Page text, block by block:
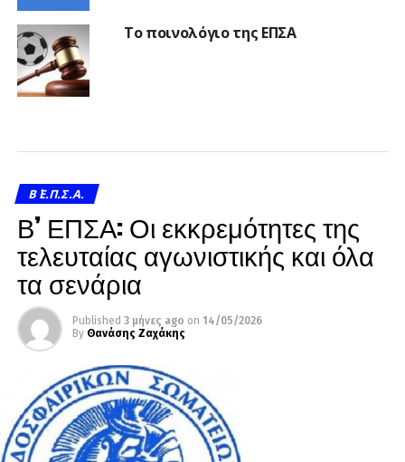
Το ποινολόγιο της ΕΠΣΑ
Β΄ Ε.Π.Σ.Α.
Β’ ΕΠΣΑ: Οι εκκρεμότητες της
τελευταίας αγωνιστικής και όλα
τα σενάρια
Published 3 μήνες ago on 14/05/2026
By Θανάσης Ζαχάκης